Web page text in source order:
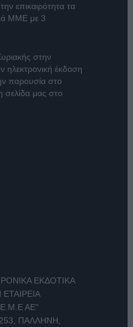
επικαιρότητα τα
ΜΜΕ με 3
στην
ηλεκτρονική έκδοση
παρουσία στο
σελίδα μας στο
ΕΚΔΟΤΙΚΑ
ΑΕ"
ΠΑΛΛΗΝΗ,